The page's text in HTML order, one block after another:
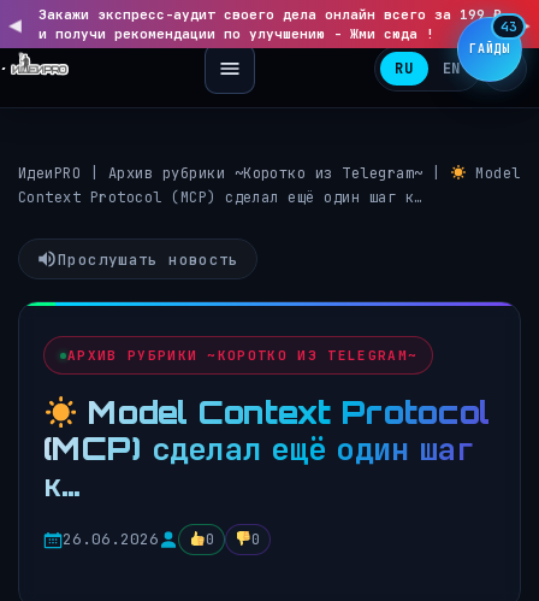
◀
Закажи экспресс-аудит своего дела онлайн всего за 199 ₽
и получи рекомендации по улучшению - Жми сюда !▶
RU EN
ИдеиPRO Архив рубрики ~Коротко из Telegram~
Model
Context Protocol (MCP) сделал ещё один шаг к…
Прослушать новость
АРХИВ РУБРИКИ ~КОРОТКО ИЗ TELEGRAM~
Model Context Protocol
(MCP) сделал ещё один шаг
к…
26.06.2026 0 0
ГАЙДЫ
43